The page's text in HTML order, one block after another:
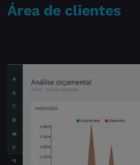
Área de clientes